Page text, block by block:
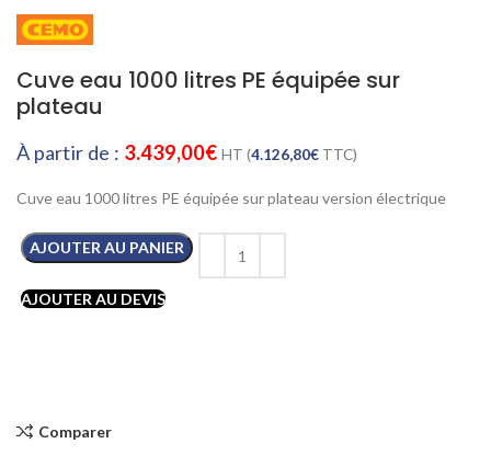
Cuve eau 1000 litres PE équipée sur
plateau
À partir de : 3.439,00€ HT (4.126,80€ TTC)
Cuve eau 1000 litres PE équipée sur plateau version électrique
AJOUTER AU PANIER
AJOUTER AU DEVIS
Comparer